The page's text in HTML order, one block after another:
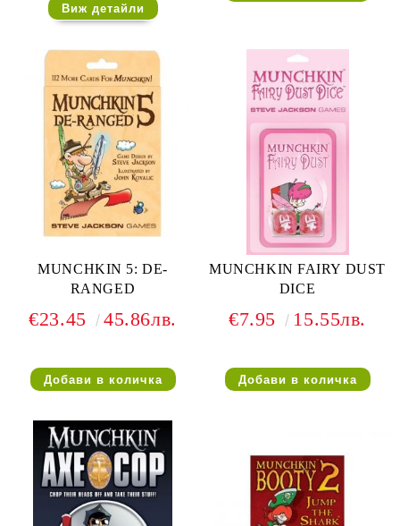
Виж детайли
MUNCHKIN 5: DE-
RANGED
€23.45 45.86лв.
MUNCHKIN FAIRY DUST
DICE
€7.95 15.55лв.